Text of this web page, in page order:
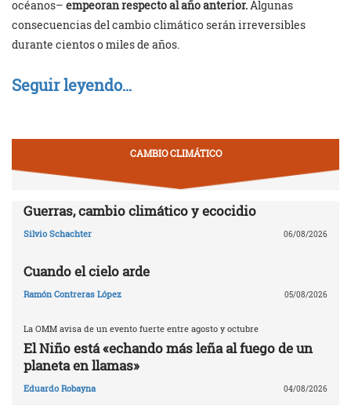
océanos– empeoran respecto al año anterior.Algunas
consecuencias del cambio climático serán irreversibles
durante cientos o miles de años.
Seguir leyendo…
CAMBIO CLIMÁTICO
Guerras, cambio climático y ecocidio
Silvio Schachter 06/08/2026
Cuando el cielo arde
Ramón Contreras López 05/08/2026
La OMM avisa de un evento fuerte entre agosto y octubre
El Niño está «echando más leña al fuego de un
planeta en llamas»
Eduardo Robayna 04/08/2026